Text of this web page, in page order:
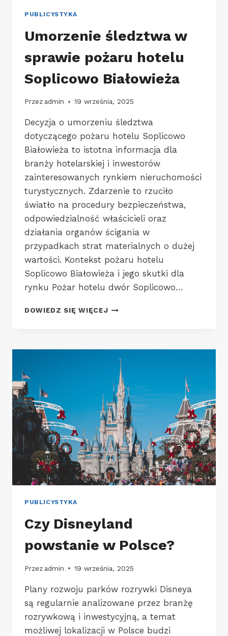
PUBLICYSTYKA
Umorzenie śledztwa w
sprawie pożaru hotelu
Soplicowo Białowieża
Przez admin 19 września, 2025
Decyzja o umorzeniu śledztwa
dotyczącego pożaru hotelu Soplicowo
Białowieża to istotna informacja dla
branży hotelarskiej i inwestorów
zainteresowanych rynkiem nieruchomości
turystycznych. Zdarzenie to rzuciło
światło na procedury bezpieczeństwa,
odpowiedzialność właścicieli oraz
działania organów ścigania w
przypadkach strat materialnych o dużej
wartości. Kontekst pożaru hotelu
Soplicowo Białowieża i jego skutki dla
rynku Pożar hotelu dwór Soplicowo…
DOWIEDZ SIĘ WIĘCEJUMORZENIE
POŻARU
HOTELU
SOPLICOWO
BIAŁOWIEŻA
PUBLICYSTYKA
Czy Disneyland
powstanie w Polsce?
Przez admin 19 września, 2025
Plany rozwoju parków rozrywki Disneya
są regularnie analizowane przez branżę
rozrywkową i inwestycyjną, a temat
możliwej lokalizacji w Polsce budzi